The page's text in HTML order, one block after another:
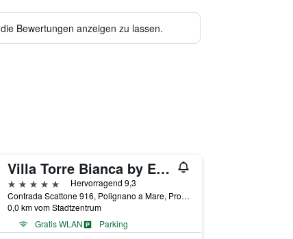
Bewertungen anzeigen zu lassen.
Villa Torre Bianca by Emily Hotels
5 Sterne
Hervorragend 9,3
Contrada Scattone 916, Polignano a Mare, Provinz Bari, Italien
0,0 km vom Stadtzentrum
Gratis WLAN
Parking